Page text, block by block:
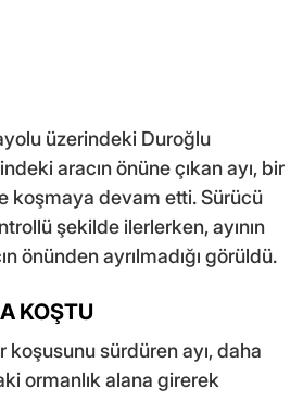
üzerindeki Duroğlu
aracın önüne çıkan ayı, bir
koşmaya devam etti. Sürücü
şekilde ilerlerken, ayının
önünden ayrılmadığı görüldü.
KOŞTU
koşusunu sürdüren ayı, daha
ormanlık alana girerek